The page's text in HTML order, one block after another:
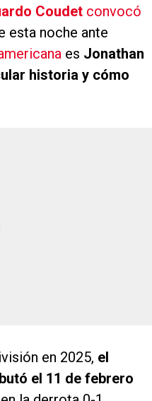
Coudet convocó
esta noche ante
es Jonathan
historia y cómo
en 2025, el
el 11 de febrero